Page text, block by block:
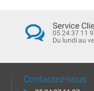
Service
05 24 37 11
Du lundi au
Contactez-nous